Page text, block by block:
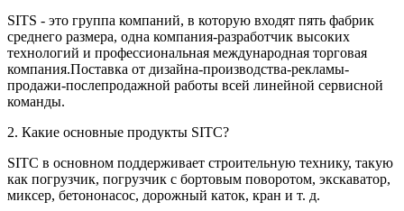
SITS - это группа компаний, в которую входят пять фабрик
среднего размера, одна компания-разработчик высоких
технологий и профессиональная международная торговая
компания.Поставка от дизайна-производства-рекламы-
продажи-послепродажной работы всей линейной сервисной
команды.
2. Какие основные продукты SITC?
SITC в основном поддерживает строительную технику, такую ​​
как погрузчик, погрузчик с бортовым поворотом, экскаватор,
миксер, бетононасос, дорожный каток, кран и т. д.